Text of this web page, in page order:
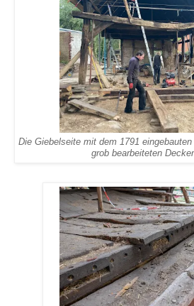
Die Giebelseite mit dem 1791
grob bearbeiteten